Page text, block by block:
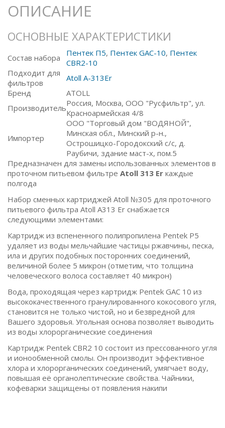
ОПИСАНИЕ
ОСНОВНЫЕ ХАРАКТЕРИСТИКИ
Состав набора Пентек П5, Пентек GAC-10, Пентек
CBR2-10
Подходит для
фильтров
Atoll А-313Er
Бренд
ATOLL
ПроизводительРоссия, Москва, ООО "Русфильтр", ул.
Красноармейская 4/8
Импортер
ООО "Торговый дом "ВОДЯНОЙ",
Минская обл., Минский р-н.,
Острошицко-Городокский с/с, д.
Раубичи, здание маст-х, пом.5
Предназначен для замены использованных элементов в
проточном питьевом фильтре Atoll 313 Er каждые
полгода
Набор сменных картриджей Atoll №305 для проточного
питьевого фильтра Аtoll A313 Er снабжается
следующими элементами:
Картридж из вспененного полипропилена Pentek P5
удаляет из воды мельчайшие частицы ржавчины, песка,
ила и других подобных посторонних соединений,
величиной более 5 микрон (отметим, что толщина
человеческого волоса составляет 40 микрон)
Вода, проходящая через картридж Pentek GAC 10 из
высококачественного гранулированного кокосового угля,
становится не только чистой, но и безвредной для
Вашего здоровья. Угольная основа позволяет выводить
из воды хлорорганические соединения
Картридж Pentek CBR2 10 состоит из прессованного угля
и ионообменной смолы. Он производит эффективное
хлора и хлорорганических соединений, умягчает воду,
повышая её органолептические свойства. Чайники,
кофеварки защищены от появления накипи